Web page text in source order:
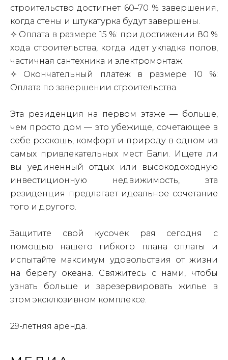
строительство достигнет 60–70 % завершения,
когда стены и штукатурка будут завершены.
✧ Оплата в размере 15 %: при достижении 80 %
хода строительства, когда идет укладка полов,
частичная сантехника и электромонтаж.
✧ Окончательный платеж в размере 10 %:
Оплата по завершении строительства.
Эта резиденция на первом этаже — больше,
чем просто дом — это убежище, сочетающее в
себе роскошь, комфорт и природу в одном из
самых привлекательных мест Бали. Ищете ли
вы уединенный отдых или высокодоходную
инвестиционную недвижимость, эта
резиденция предлагает идеальное сочетание
того и другого.
Защитите свой кусочек рая сегодня с
помощью нашего гибкого плана оплаты и
испытайте максимум удовольствия от жизни
на берегу океана. Свяжитесь с нами, чтобы
узнать больше и зарезервировать жилье в
этом эксклюзивном комплексе.
29-летняя аренда.